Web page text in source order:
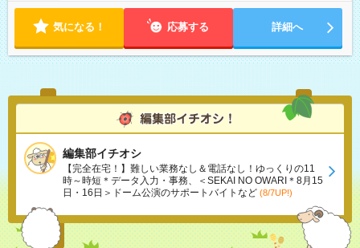
気になる！ 応募する 詳細へ
編集部イチオシ
【完全在宅！】難しい業務なし＆電話なし！ゆっくりの11
時～時短＊データ入力・事務、＜SEKAI NO OWARI＊8月15
日・16日＞ドーム公演のサポートバイトなど (8/7UP!)